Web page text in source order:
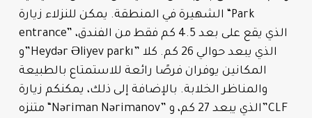
الشهيرة في المنطقة. يمكن للنزلاء زيارة “Park
entrance” الذي يقع على بعد 4.5 كم فقط من الفندق،
و”Heydər Əliyev parkı” الذي يبعد حوالي 26 كم. كلا
المكانين يوفران فرصًا رائعة للاستمتاع بالطبيعة
والمناظر الخلابة. بالإضافة إلى ذلك، يمكنكم زيارة
متنزه “Nəriman Nərimanov” الذي يبعد 27 كم، و”CLF